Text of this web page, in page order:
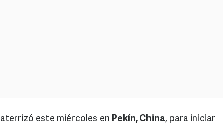
aterrizó este miércoles en Pekín, China, para iniciar